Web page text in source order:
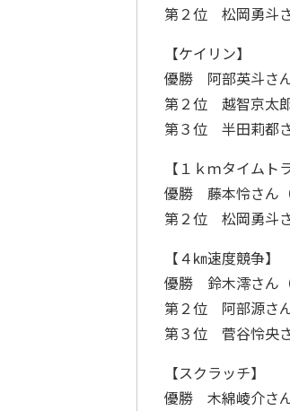
第２位 松岡勇斗さ
【ケイリン】
優勝 阿部英斗さん
第２位 越智京太郎
第３位 半田莉都さ
【１ｋｍタイムト
優勝 藤本怜さん（
第２位 松岡勇斗さ
【４㎞速度競争】
優勝 鈴木澪さん（
第２位 阿部源さん
第３位 菅谷怜央さ
【スクラッチ】
優勝 木綿崚介さん